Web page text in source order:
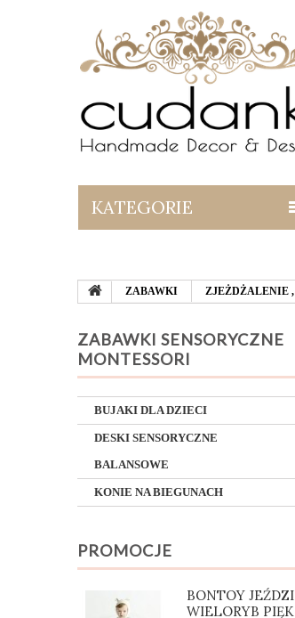
KATEGORIE
ZABAWKI ZJEŻDŻALENIE
ZABAWKI SENSORYCZNE
MONTESSORI
BUJAKI DLA DZIECI
DESKI SENSORYCZNE
BALANSOWE
KONIE NA BIEGUNACH
PROMOCJE
BONTOY
WIELORYB